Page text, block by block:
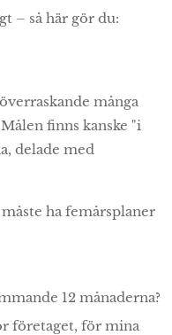
– så här gör du:
många
finns kanske "i
delade med
ha femårsplaner
12 månaderna?
företaget, för mina